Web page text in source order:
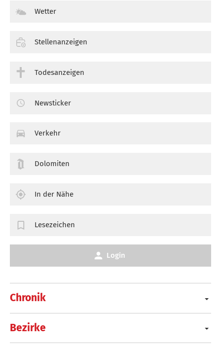
Chronik
Bezirke
Wetter
Stellenanzeigen
Todesanzeigen
Newsticker
Verkehr
Dolomiten
In der Nähe
Lesezeichen
Login